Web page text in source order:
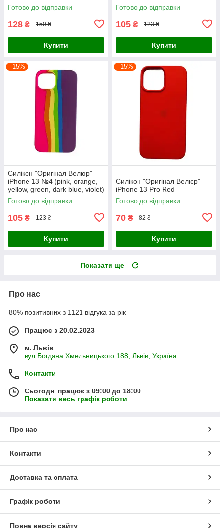
Готово до відправки
128 ₴ 150 ₴
Купити
Готово до відправки
105 ₴ 123 ₴
Купити
–15%
Силікон "Оригінал Велюр"
iPhone 13 №4 (pink, orange,
yellow, green, dark blue, violet)
Готово до відправки
105 ₴ 123 ₴
Купити
–15%
Силікон "Оригінал Велюр"
iPhone 13 Pro Red
Готово до відправки
70 ₴ 82 ₴
Купити
Показати ще
Про нас
80% позитивних з 1121 відгука за рік
Працює з 20.02.2023
м. Львів
вул.Богдана Хмельницького 188, Львів, Україна
Контакти
Сьогодні працює з 09:00 до 18:00
Показати весь графік роботи
Про нас
Контакти
Доставка та оплата
Графік роботи
Повна версія сайту